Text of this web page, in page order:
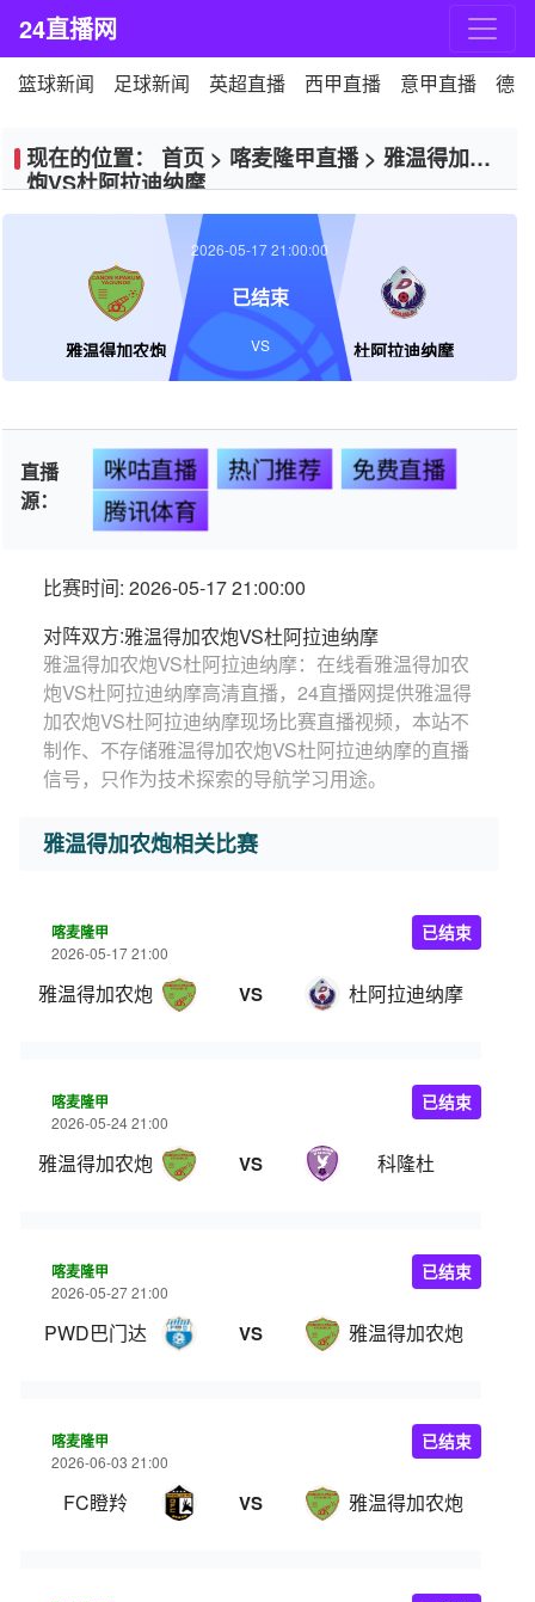
24直播网
篮球新闻 足球新闻 英超直播 西甲直播 意甲直播 德
现在的位置： 首页 > 喀麦隆甲直播> 雅温得加农
炮VS杜阿拉迪纳摩
雅温得加农炮 杜阿拉迪纳摩
2026-05-17 21:00:00
已结束
VS
直播
源：
咪咕直播 热门推荐
免费直播
腾讯体育
比赛时间: 2026-05-17 21:00:00
对阵双方:雅温得加农炮VS杜阿拉迪纳摩
雅温得加农炮VS杜阿拉迪纳摩：在线看雅温得加农
炮VS杜阿拉迪纳摩高清直播，24直播网提供雅温得
加农炮VS杜阿拉迪纳摩现场比赛直播视频，本站不
制作、不存储雅温得加农炮VS杜阿拉迪纳摩的直播
信号，只作为技术探索的导航学习用途。
雅温得加农炮相关比赛
喀麦隆甲
2026-05-17 21:00
雅温得加农炮 VS 杜阿拉迪纳摩
已结束
喀麦隆甲
2026-05-24 21:00
雅温得加农炮 VS 科隆杜
已结束
喀麦隆甲
2026-05-27 21:00
PWD巴门达 VS 雅温得加农炮
已结束
喀麦隆甲
2026-06-03 21:00
FC瞪羚 VS 雅温得加农炮
已结束